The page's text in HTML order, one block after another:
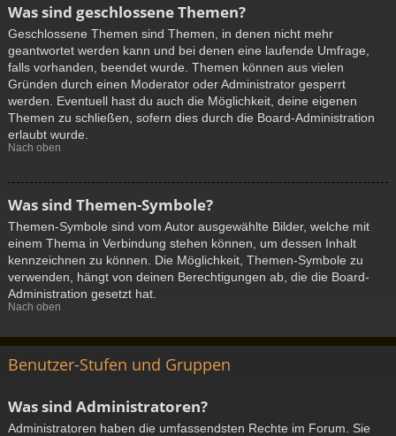
Was sind geschlossene Themen?
Geschlossene Themen sind Themen, in denen nicht mehr
geantwortet werden kann und bei denen eine laufende Umfrage,
falls vorhanden, beendet wurde. Themen können aus vielen
Gründen durch einen Moderator oder Administrator gesperrt
werden. Eventuell hast du auch die Möglichkeit, deine eigenen
Themen zu schließen, sofern dies durch die Board-Administration
erlaubt wurde.
Nach oben
Was sind Themen-Symbole?
Themen-Symbole sind vom Autor ausgewählte Bilder, welche mit
einem Thema in Verbindung stehen können, um dessen Inhalt
kennzeichnen zu können. Die Möglichkeit, Themen-Symbole zu
verwenden, hängt von deinen Berechtigungen ab, die die Board-
Administration gesetzt hat.
Nach oben
Benutzer-Stufen und Gruppen
Was sind Administratoren?
Administratoren haben die umfassendsten Rechte im Forum. Sie